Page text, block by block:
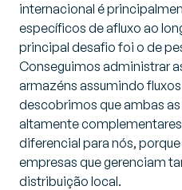
internacional é
específicos de afluxo ao
principal desafio foi o de
Conseguimos administrar
armazéns assumindo
descobrimos que ambas
altamente
diferencial para nós,
empresas que gerenciam
distribuição local.